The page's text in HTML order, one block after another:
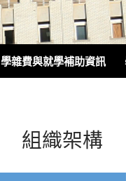
學雜費與就學補助資訊
組織架構